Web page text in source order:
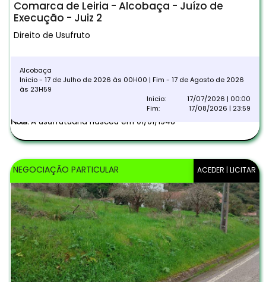
Comarca de Leiria - Alcobaça - Juízo de
Execução - Juiz 2
Direito de Usufruto
Alcobaça
Inicio - 17 de Julho de 2026 às 00H00 | Fim - 17 de Agosto de 2026
às 23H59
Inicio:
17/07/2026 | 00:00
Fim:
17/08/2026 | 23:59
Nota:A usufrutuária nasceu em 01/01/1948
ACEDER | LICITAR
NEGOCIAÇÃO PARTICULAR